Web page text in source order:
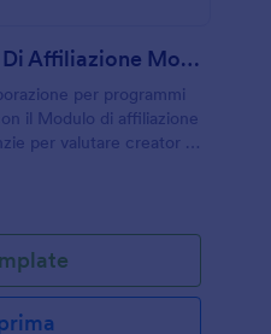
Modulo Di Accordo Di Affiliazione Moda
per programmi
il Modulo di affiliazione
per valutare creator e